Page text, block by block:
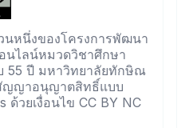
นหนึ่งของโครงการพัฒนา
นไลน์หมวดวิชาศึกษา
55 ปี มหาวิทยาลัยทักษิณ
ญญาอนุญาตสิทธิ์แบบ
ด้วยเงื่อนไข CC BY NC